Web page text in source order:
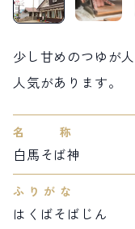
白馬村観光局インフォ
399-9301 長野県北安
会社概要
プライバシーポリシー
少し甘めのつゆが
人気があります。
名称
白馬そば神
ふりがな
はくばそばじん